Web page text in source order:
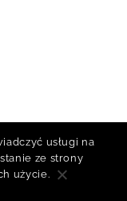
usługi na
ze strony
użycie.